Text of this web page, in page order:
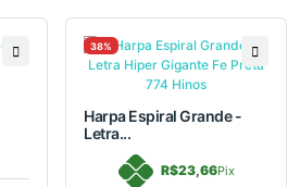
38%
Harpa Espiral Grande -
Letra...
R$23,66Pix